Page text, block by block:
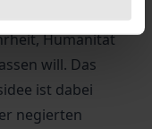
Humanität
will. Das
ist dabei
negierten